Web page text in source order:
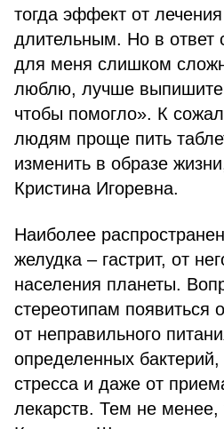
тогда эффект от
длительным. Но в
для меня слишком
люблю, лучше выпишите
чтобы помогло». К
людям проще пить
изменить в образе
Кристина Игоревна.
Наиболее
желудка – гастрит, от
населения планеты.
стереотипам появиться
от неправильного
определенных бактерий,
стресса и даже от
лекарств. Тем не менее,